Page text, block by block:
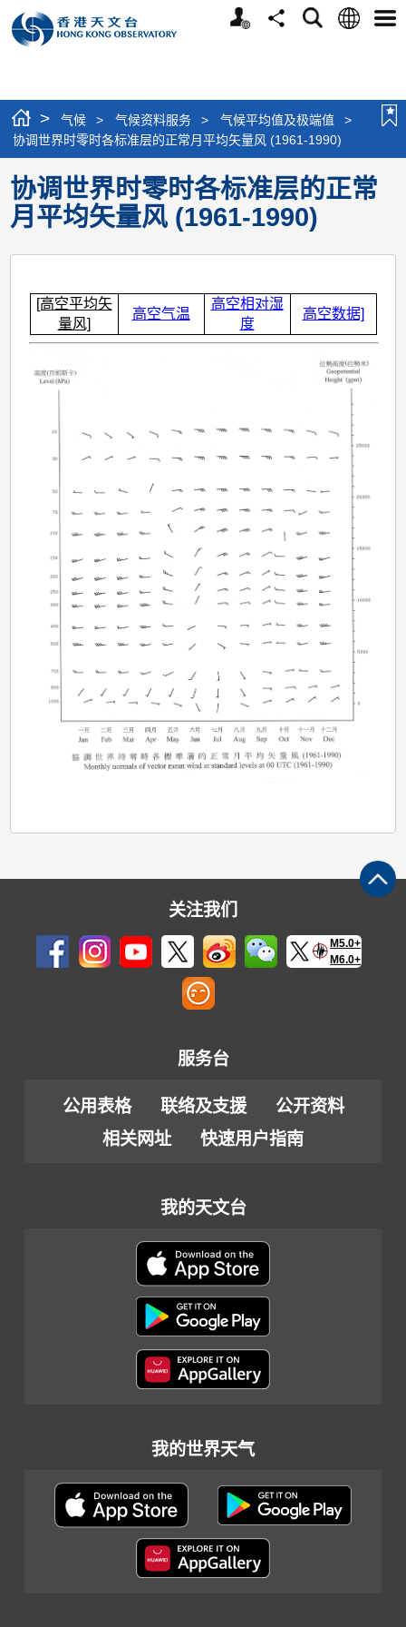
个
分
搜
语
选
> 气候 > 气候资料服务 > 气候平均值及极端值
>
协调世界时零时各标准层的正常月平均矢量风 (1961-1990)
协调世界时零时各标准层的正常
月平均矢量风 (1961-1990)
[高空平均矢
量风]
高空气温
高空相对湿
度
高空数据]
关注我们
M5.0+
M6.0+
服务台
公用表格 联络及支援
公开资料
相关网址
快速用户指南
我的天文台
我的世界天气